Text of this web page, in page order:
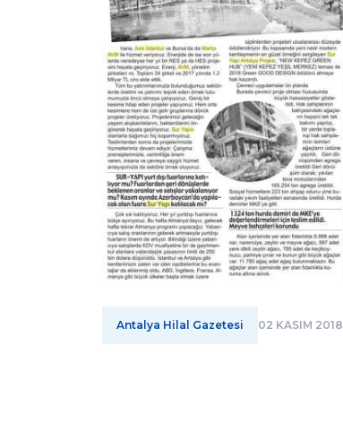
Antalya Hilal Gazetesi 02 KASIM 2018